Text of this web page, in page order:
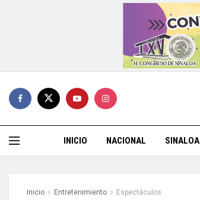
INICIO NACIONAL SINALOA
Inicio Entretenimiento Espectáculos